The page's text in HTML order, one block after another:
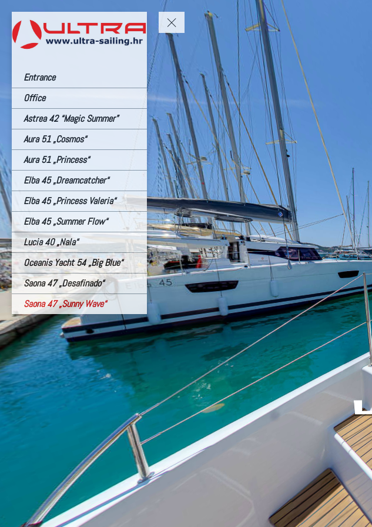
Entrance
Office
Astrea 42 “Magic Summer”
Aura 51 „Cosmos“
Aura 51 „Princess“
Elba 45 „Dreamcatcher“
Elba 45 „Princess Valeria“
Elba 45 „Summer Flow“
Lucia 40 „Nala“
Oceanis Yacht 54 „Big Blue“
Saona 47 „Desafinado“
Saona 47 „Sunny Wave“